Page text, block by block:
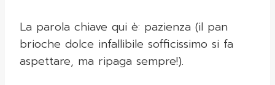
La parola chiave qui è: pazienza (il pan
brioche dolce infallibile sofficissimo si fa
aspettare, ma ripaga sempre!).